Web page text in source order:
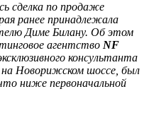
сделка по продаже
ранее принадлежала
Диме Билану. Об этом
агентство NF
консультанта
Новорижском шоссе, был
ниже первоначальной